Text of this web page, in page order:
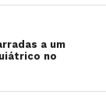
a um
no